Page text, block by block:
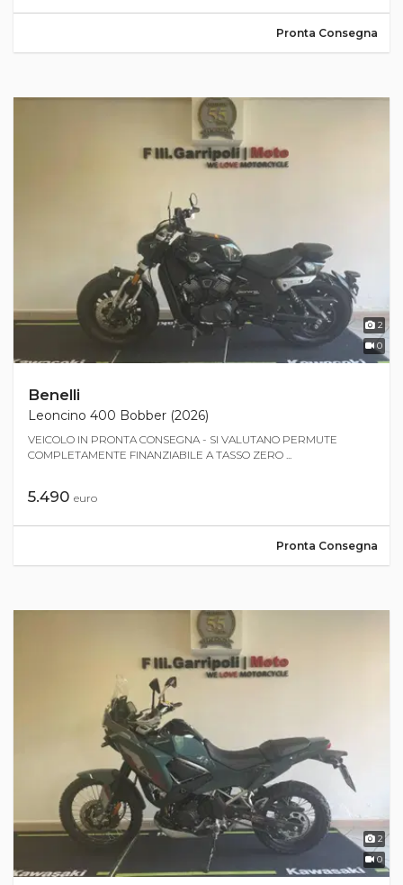
Pronta Consegna
2
0
Benelli
Leoncino 400 Bobber (2026)
VEICOLO IN PRONTA CONSEGNA - SI VALUTANO PERMUTE
COMPLETAMENTE FINANZIABILE A TASSO ZERO ...
5.490 euro
Pronta Consegna
2
0